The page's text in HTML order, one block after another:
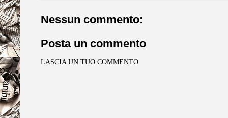
Nessun commento:
Posta un commento
LASCIA UN TUO COMMENTO